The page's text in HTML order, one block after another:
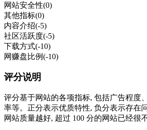
网站安全性(0)
其他指标(0)
内容介绍(-5)
社区活跃度(-5)
下载方式(-10)
网赚盘比例(-10)
评分说明
评分基于网站的各项指标, 包括广告程度
率等。正分表示优质特性, 负分表示存在
网站质量越好, 超过 100 分的网站已经很